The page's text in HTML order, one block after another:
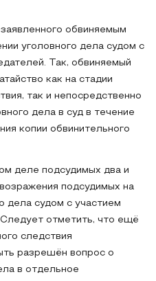
обвиняемым
уголовного дела судом с
Так, обвиняемый
как на стадии
так и непосредственно
дела в суд в течение
копии обвинительного
деле подсудимых два и
подсудимых на
дела судом с участием
отметить, что ещё
следствия
разрешён вопрос о
в отдельное